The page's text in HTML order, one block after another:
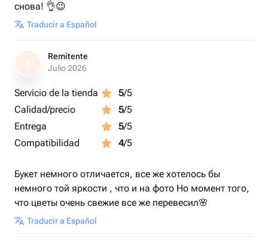
снова! 👌😉
Traducir a Español
R
Remitente
Julio 2026
Servicio de la tienda 5/5
Calidad/precio
5/5
Entrega
5/5
Compatibilidad
4/5
Букет немного отличается, все же хотелось бы
немного той яркости , что и на фото Но момент того,
что цветы очень свежие все же перевесил🌸
Traducir a Español